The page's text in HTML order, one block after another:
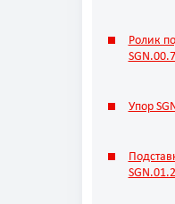
Ролик
Упор